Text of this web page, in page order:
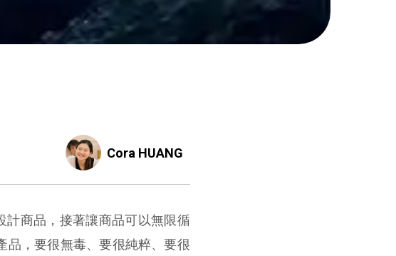
Cora HUANG
計商品，接著讓商品可以無限循
品，要很無毒、要很純粹、要很